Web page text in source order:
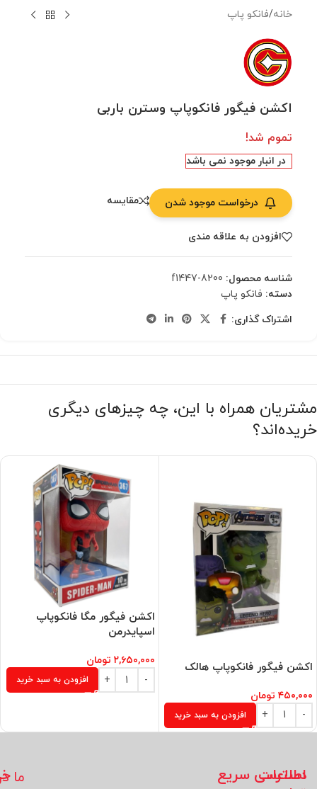
خانه/فانکو پاپ
اکشن فیگور فانکوپاپ وسترن باربی
تموم شد!
در انبار موجود نمی باشد
درخواست موجود شدن مقایسه
افزودن به علاقه مندی
شناسه محصول: f1447-8200
دسته: فانکو پاپ
اشتراک گذاری:
مشتریان همراه با این، چه چیزهای دیگری
خریده‌اند؟
اکشن فیگور فانکوپاپ هالک
۴۵۰,۰۰۰ تومان
افزودن به سبد خرید
اکشن فیگور مگا فانکوپاپ
اسپایدرمن
۲,۶۵۰,۰۰۰ تومان
افزودن به سبد خرید
اطلاعات
دسترسی سریع
ما